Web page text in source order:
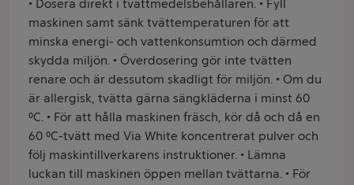
• Dosera direkt i tvättmedelsbehållaren. • Fyll
maskinen samt sänk tvättemperaturen för att
minska energi- och vattenkonsumtion och därmed
skydda miljön. • Överdosering gör inte tvätten
renare och är dessutom skadligt för miljön. • Om du
är allergisk, tvätta gärna sängkläderna i minst 60
⁰C. • För att hålla maskinen fräsch, kör då och då en
60 ⁰C-tvätt med Via White koncentrerat pulver och
följ maskintillverkarens instruktioner. • Lämna
luckan till maskinen öppen mellan tvättarna. • För